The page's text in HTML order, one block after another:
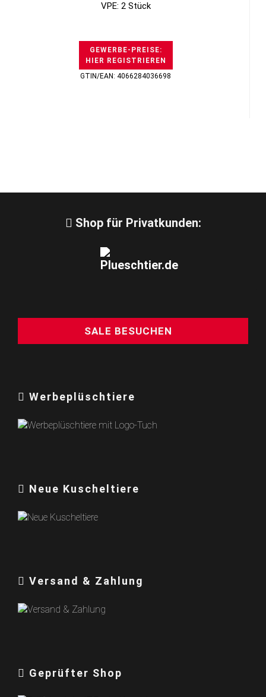
VPE: 2 Stück
GEWERBE-PREISE:
HIER REGISTRIEREN
GTIN/EAN: 4066284036698
Shop für Privatkunden:
SALE BESUCHEN
Werbeplüschtiere
Neue Kuscheltiere
Versand & Zahlung
Geprüfter Shop